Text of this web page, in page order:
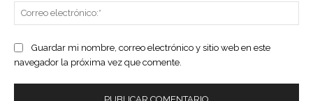
Guardar mi nombre, correo electrónico y sitio web en este
navegador la próxima vez que comente.